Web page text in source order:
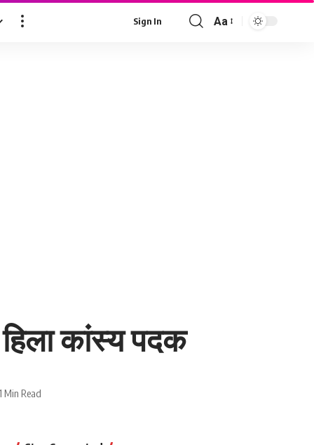
Sign In
Font
Aa
हिला कांस्य पदक
1 Min Read